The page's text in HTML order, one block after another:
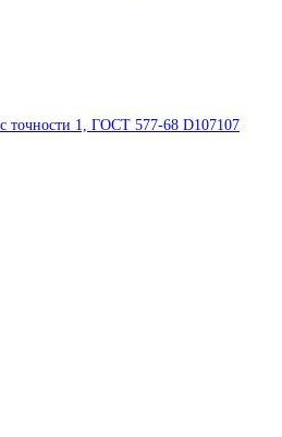
точности 1, ГОСТ 577-68 D107107